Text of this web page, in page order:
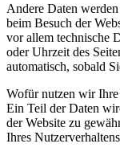
Andere Daten
beim Besuch der
vor allem technische
oder Uhrzeit des
automatisch, sobald
Wofür nutzen wir Ihre
Ein Teil der Daten
der Website zu
Ihres